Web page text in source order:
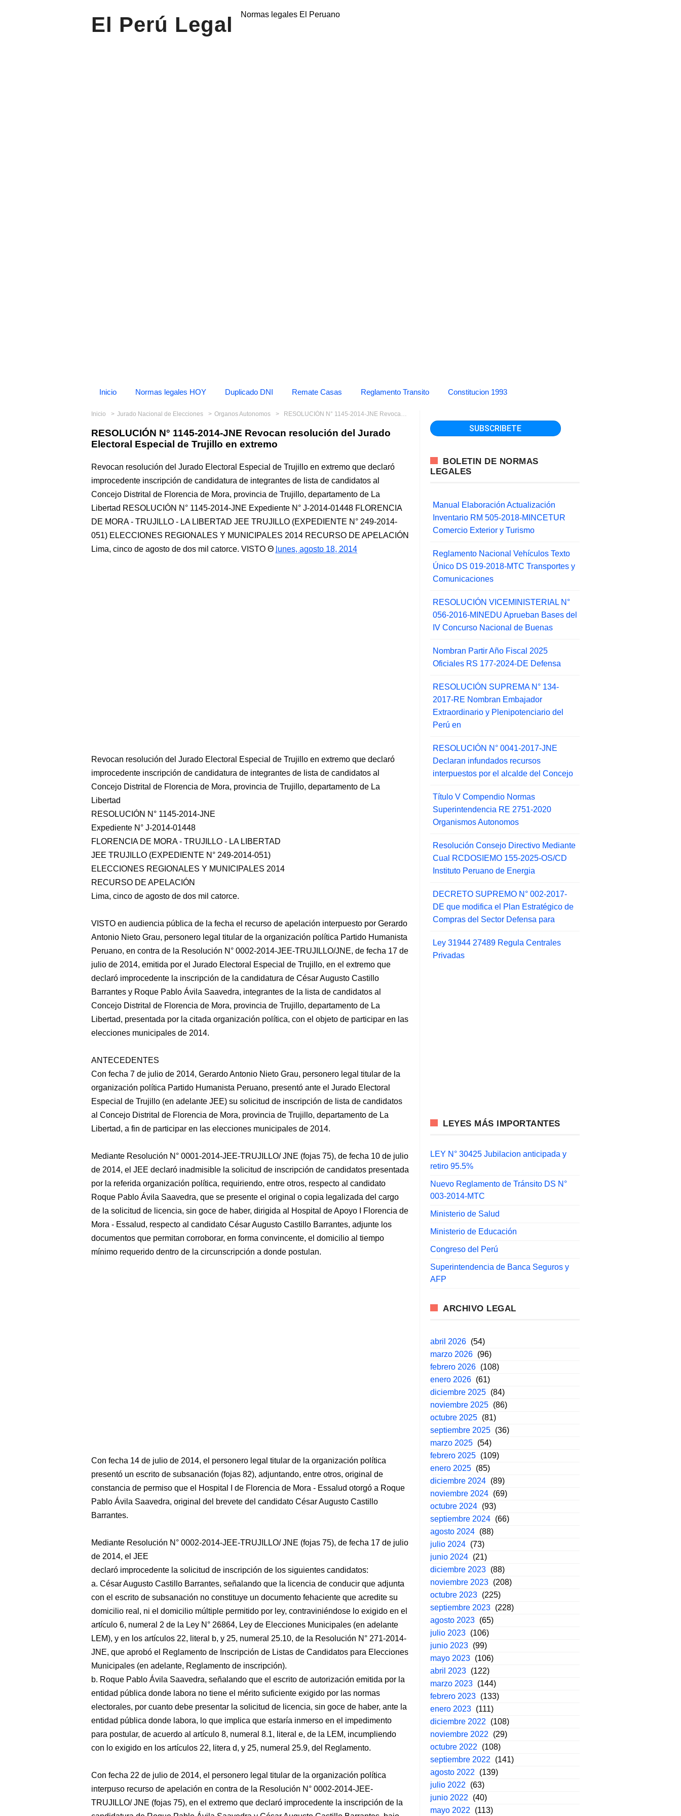
El Perú Legal Normas legales El Peruano
Inicio Normas legales HOY Duplicado DNI Remate Casas Reglamento Transito Constitucion 1993
Inicio Jurado Nacional de Elecciones Organos Autonomos RESOLUCIÓN N° 1145-2014-JNE Revocan resolución del Jurado Electoral Especial de Trujillo en extremo
RESOLUCIÓN N° 1145-2014-JNE Revocan resolución del Jurado
Electoral Especial de Trujillo en extremo
Revocan resolución del Jurado Electoral Especial de Trujillo en extremo que declaró
improcedente inscripción de candidatura de integrantes de lista de candidatos al
Concejo Distrital de Florencia de Mora, provincia de Trujillo, departamento de La
Libertad RESOLUCIÓN N° 1145-2014-JNE Expediente N° J-2014-01448 FLORENCIA
DE MORA - TRUJILLO - LA LIBERTAD JEE TRUJILLO (EXPEDIENTE N° 249-2014-
051) ELECCIONES REGIONALES Y MUNICIPALES 2014 RECURSO DE APELACIÓN
Lima, cinco de agosto de dos mil catorce. VISTO
lunes, agosto 18, 2014
Revocan resolución del Jurado Electoral Especial de Trujillo en extremo que declaró
improcedente inscripción de candidatura de integrantes de lista de candidatos al
Concejo Distrital de Florencia de Mora, provincia de Trujillo, departamento de La
Libertad
RESOLUCIÓN N° 1145-2014-JNE
Expediente N° J-2014-01448
FLORENCIA DE MORA - TRUJILLO - LA LIBERTAD
JEE TRUJILLO (EXPEDIENTE N° 249-2014-051)
ELECCIONES REGIONALES Y MUNICIPALES 2014
RECURSO DE APELACIÓN
Lima, cinco de agosto de dos mil catorce.
VISTO en audiencia pública de la fecha el recurso de apelación interpuesto por Gerardo
Antonio Nieto Grau, personero legal titular de la organización política Partido Humanista
Peruano, en contra de la Resolución N° 0002-2014-JEE-TRUJILLO/JNE, de fecha 17 de
julio de 2014, emitida por el Jurado Electoral Especial de Trujillo, en el extremo que
declaró improcedente la inscripción de la candidatura de César Augusto Castillo
Barrantes y Roque Pablo Ávila Saavedra, integrantes de la lista de candidatos al
Concejo Distrital de Florencia de Mora, provincia de Trujillo, departamento de La
Libertad, presentada por la citada organización política, con el objeto de participar en las
elecciones municipales de 2014.
ANTECEDENTES
Con fecha 7 de julio de 2014, Gerardo Antonio Nieto Grau, personero legal titular de la
organización política Partido Humanista Peruano, presentó ante el Jurado Electoral
Especial de Trujillo (en adelante JEE) su solicitud de inscripción de lista de candidatos
al Concejo Distrital de Florencia de Mora, provincia de Trujillo, departamento de La
Libertad, a fin de participar en las elecciones municipales de 2014.
Mediante Resolución N° 0001-2014-JEE-TRUJILLO/ JNE (fojas 75), de fecha 10 de julio
de 2014, el JEE declaró inadmisible la solicitud de inscripción de candidatos presentada
por la referida organización política, requiriendo, entre otros, respecto al candidato
Roque Pablo Ávila Saavedra, que se presente el original o copia legalizada del cargo
de la solicitud de licencia, sin goce de haber, dirigida al Hospital de Apoyo I Florencia de
Mora - Essalud, respecto al candidato César Augusto Castillo Barrantes, adjunte los
documentos que permitan corroborar, en forma convincente, el domicilio al tiempo
mínimo requerido dentro de la circunscripción a donde postulan.
Con fecha 14 de julio de 2014, el personero legal titular de la organización política
presentó un escrito de subsanación (fojas 82), adjuntando, entre otros, original de
constancia de permiso que el Hospital I de Florencia de Mora - Essalud otorgó a Roque
Pablo Ávila Saavedra, original del brevete del candidato César Augusto Castillo
Barrantes.
Mediante Resolución N° 0002-2014-JEE-TRUJILLO/ JNE (fojas 75), de fecha 17 de julio
de 2014, el JEE
declaró improcedente la solicitud de inscripción de los siguientes candidatos:
a. César Augusto Castillo Barrantes, señalando que la licencia de conducir que adjunta
con el escrito de subsanación no constituye un documento fehaciente que acredite su
domicilio real, ni el domicilio múltiple permitido por ley, contraviniéndose lo exigido en el
artículo 6, numeral 2 de la Ley N° 26864, Ley de Elecciones Municipales (en adelante
LEM), y en los artículos 22, literal b, y 25, numeral 25.10, de la Resolución N° 271-2014-
JNE, que aprobó el Reglamento de Inscripción de Listas de Candidatos para Elecciones
Municipales (en adelante, Reglamento de inscripción).
b. Roque Pablo Ávila Saavedra, señalando que el escrito de autorización emitida por la
entidad pública donde labora no tiene el mérito suficiente exigido por las normas
electorales, por cuanto debe presentar la solicitud de licencia, sin goce de haber, ante la
entidad pública donde labora, lo que implica que estaría inmerso en el impedimento
para postular, de acuerdo al artículo 8, numeral 8.1, literal e, de la LEM, incumpliendo
con lo exigido en los artículos 22, litera d, y 25, numeral 25.9, del Reglamento.
Con fecha 22 de julio de 2014, el personero legal titular de la organización política
interpuso recurso de apelación en contra de la Resolución N° 0002-2014-JEE-
TRUJILLO/ JNE (fojas 75), en el extremo que declaró improcedente la inscripción de la
BOLETIN DE NORMAS
LEGALES
Manual Elaboración Actualización
Inventario RM 505-2018-MINCETUR
Comercio Exterior y Turismo
Reglamento Nacional Vehículos Texto
Único DS 019-2018-MTC Transportes y
Comunicaciones
RESOLUCIÓN VICEMINISTERIAL N°
056-2016-MINEDU Aprueban Bases del
IV Concurso Nacional de Buenas
Nombran Partir Año Fiscal 2025
Oficiales RS 177-2024-DE Defensa
RESOLUCIÓN SUPREMA N° 134-
2017-RE Nombran Embajador
Extraordinario y Plenipotenciario del
Perú en
RESOLUCIÓN N° 0041-2017-JNE
Declaran infundados recursos
interpuestos por el alcalde del Concejo
Título V Compendio Normas
Superintendencia RE 2751-2020
Organismos Autonomos
Resolución Consejo Directivo Mediante
Cual RCDOSIEMO 155-2025-OS/CD
Instituto Peruano de Energia
DECRETO SUPREMO N° 002-2017-
DE que modifica el Plan Estratégico de
Compras del Sector Defensa para
Ley 31944 27489 Regula Centrales
Privadas
LEYES MÁS IMPORTANTES
LEY N° 30425 Jubilacion anticipada y
retiro 95.5%
Nuevo Reglamento de Tránsito DS N°
003-2014-MTC
Ministerio de Salud
Ministerio de Educación
Congreso del Perú
Superintendencia de Banca Seguros y
AFP
ARCHIVO LEGAL
abril 2026 (54)
marzo 2026 (96)
febrero 2026 (108)
enero 2026 (61)
diciembre 2025 (84)
noviembre 2025 (86)
octubre 2025 (81)
septiembre 2025 (36)
marzo 2025 (54)
febrero 2025 (109)
enero 2025 (85)
diciembre 2024 (89)
noviembre 2024 (69)
octubre 2024 (93)
septiembre 2024 (66)
agosto 2024 (88)
julio 2024 (73)
junio 2024 (21)
diciembre 2023 (88)
noviembre 2023 (208)
octubre 2023 (225)
septiembre 2023 (228)
agosto 2023 (65)
julio 2023 (106)
junio 2023 (99)
mayo 2023 (106)
abril 2023 (122)
marzo 2023 (144)
febrero 2023 (133)
enero 2023 (111)
diciembre 2022
(108)
noviembre 2022
(29)
octubre 2022
(108)
septiembre 2022
(141)
agosto 2022
(139)
julio 2022
(63)
junio 2022
(40)
mayo 2022
(113)